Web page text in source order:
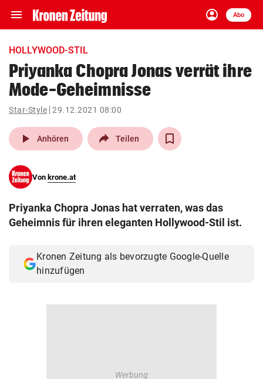
menu Navigation
ein-/ausklappen
account_circle
Anmelden
Abo
close Schließen
account_circle Anmelden
pin_drop
Wien arrow_right
search
eingeben
© Krone Multimedia GmbH & Co KG 2026
HOLLYWOOD-STIL
Priyanka Chopra Jonas verrät ihre
Mode-Geheimnisse
Star-Style 29.12.2021 08:00
play_arrow Anhören Teilen
Von krone.at
Priyanka Chopra Jonas hat verraten, was das
Geheimnis für ihren eleganten Hollywood-Stil ist.
Kronen Zeitung als bevorzugte Google-Quelle
hinzufügen